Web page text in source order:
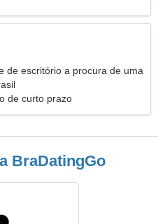
de escritório a procura de uma
de curto prazo
BraDatingGo